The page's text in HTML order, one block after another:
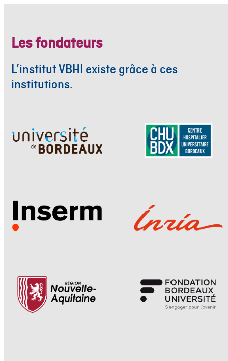
Les fondateurs
L’institut VBHI existe grâce à ces
institutions.